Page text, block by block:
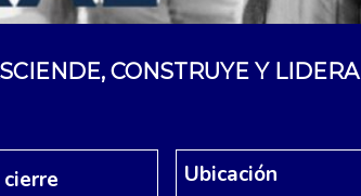
CONSTRUYE Y LIDERA
Ubicación